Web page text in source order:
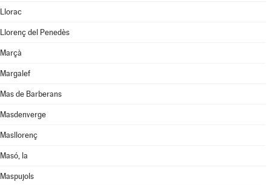
Llorac
Llorenç del Penedès
Marçà
Margalef
Mas de Barberans
Masdenverge
Masllorenç
Masó, la
Maspujols